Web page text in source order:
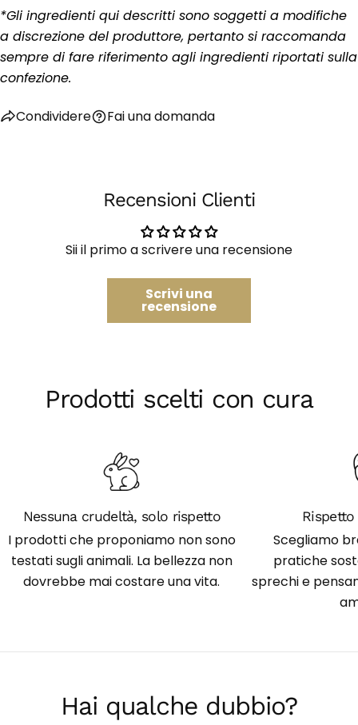
*Gli ingredienti qui descritti sono soggetti a modifiche
a discrezione del produttore, pertanto si raccomanda
sempre di fare riferimento agli ingredienti riportati sulla
confezione.
Condividere Fai una domanda
Recensioni Clienti
Sii il primo a scrivere una recensione
Scrivi una
recensione
Prodotti scelti con cura
Nessuna crudeltà, solo rispetto
I prodotti che proponiamo non sono
testati sugli animali. La bellezza non
dovrebbe mai costare una vita.
Scegliamo
pratiche
sprechi e
Hai qualche dubbio?